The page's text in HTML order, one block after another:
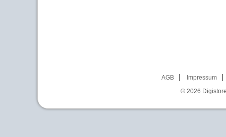
AGB
Impressum
© 2026